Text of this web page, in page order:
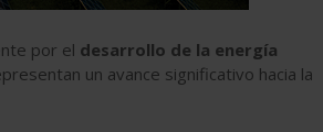
por el desarrollo de la energía
un avance significativo hacia la